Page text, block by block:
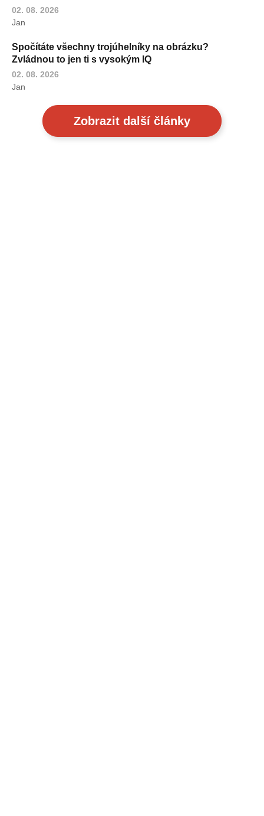
02. 08. 2026
Jan
Spočítáte všechny trojúhelníky na obrázku?
Zvládnou to jen ti s vysokým IQ
02. 08. 2026
Jan
Zobrazit další články